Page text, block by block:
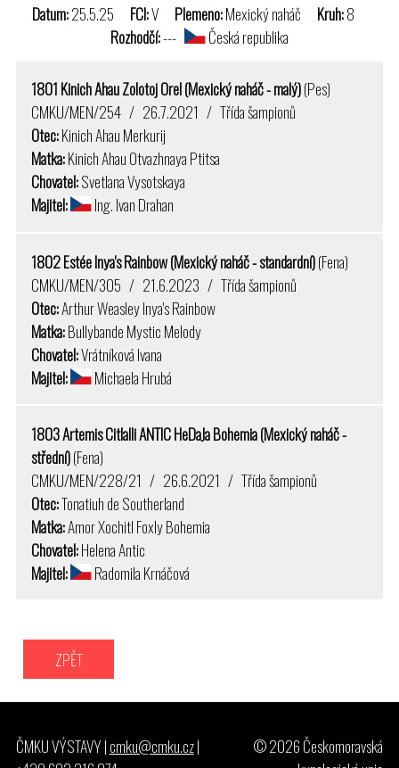
Datum:25.5.25 FCI:V Plemeno:Mexický naháč Kruh:8
Rozhodčí:--- Česká republika
1801 Kinich Ahau Zolotoj Orel (Mexický naháč - malý)(Pes)
CMKU/MEN/254 / 26.7.2021 / Třída šampionů
Otec:Kinich Ahau Merkurij
Matka:Kinich Ahau Otvazhnaya Ptitsa
Chovatel:Svetlana Vysotskaya
Majitel:
Ing. Ivan Drahan
1802 Estée Inya's Rainbow (Mexický naháč - standardní)(Fena)
CMKU/MEN/305 / 21.6.2023 / Třída šampionů
Otec:Arthur Weasley Inya's Rainbow
Matka:Bullybande Mystic Melody
Chovatel:Vrátníková Ivana
Majitel:
Michaela Hrubá
1803 Artemis Citlalli ANTIC HeDaJa Bohemia (Mexický naháč -
střední)(Fena)
CMKU/MEN/228/21 / 26.6.2021 / Třída šampionů
Otec:Tonatiuh de Southerland
Matka:Amor Xochitl Foxly Bohemia
Chovatel:Helena Antic
Majitel:
Radomila Krnáčová
ZPĚT
ČMKU VÝSTAVY |cmku@cmku.cz|
© 2026 Českomoravská